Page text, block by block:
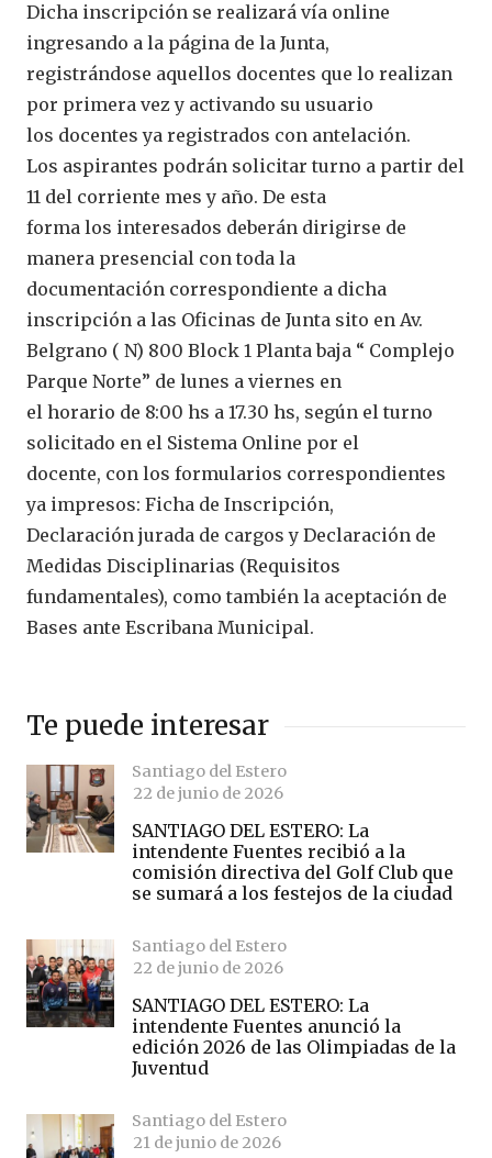
Dicha inscripción se realizará vía online
ingresando a la página de la Junta,
registrándose aquellos docentes que lo realizan
por primera vez y activando su usuario
los docentes ya registrados con antelación.
Los aspirantes podrán solicitar turno a partir del
11 del corriente mes y año. De esta
forma los interesados deberán dirigirse de
manera presencial con toda la
documentación correspondiente a dicha
inscripción a las Oficinas de Junta sito en Av.
Belgrano ( N) 800 Block 1 Planta baja “ Complejo
Parque Norte” de lunes a viernes en
el horario de 8:00 hs a 17.30 hs, según el turno
solicitado en el Sistema Online por el
docente, con los formularios correspondientes
ya impresos: Ficha de Inscripción,
Declaración jurada de cargos y Declaración de
Medidas Disciplinarias (Requisitos
fundamentales), como también la aceptación de
Bases ante Escribana Municipal.
Te puede interesar
Santiago del Estero
22 de junio de 2026
SANTIAGO DEL ESTERO: La
intendente Fuentes recibió a la
comisión directiva del Golf Club que
se sumará a los festejos de la ciudad
Santiago del Estero
22 de junio de 2026
SANTIAGO DEL ESTERO: La
intendente Fuentes anunció la
edición 2026 de las Olimpiadas de la
Juventud
Santiago del Estero
21 de junio de 2026